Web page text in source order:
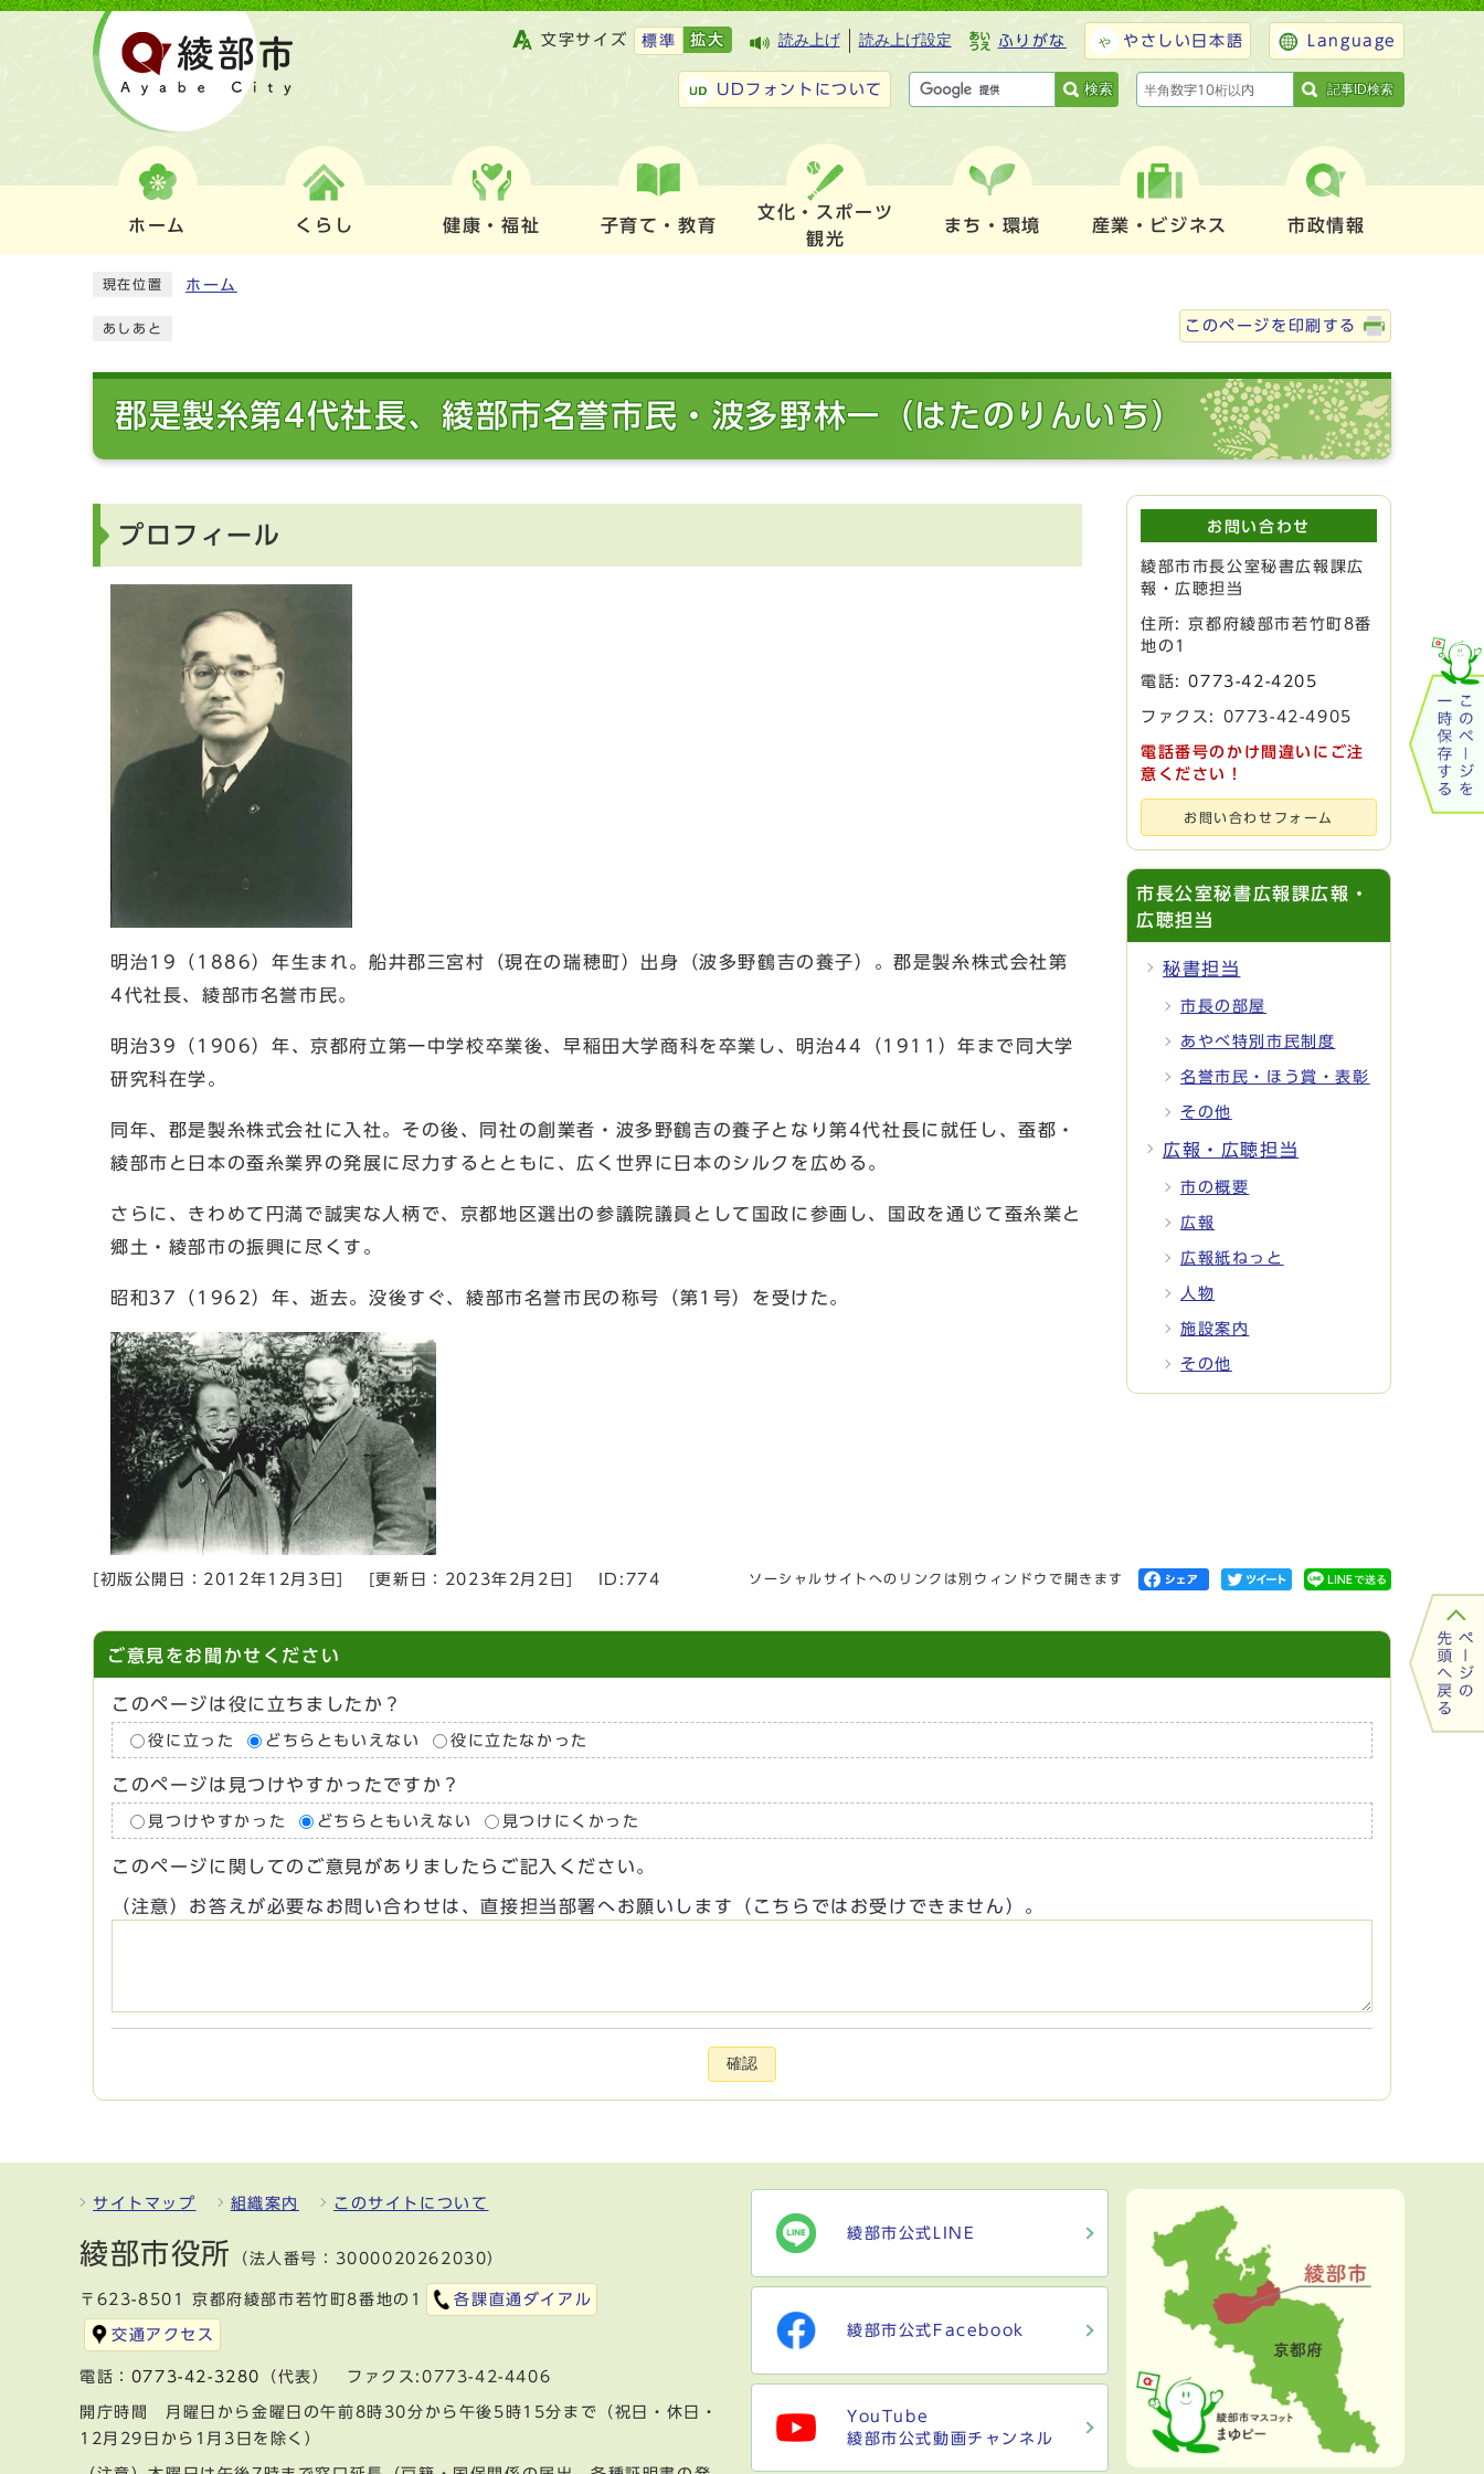
文字サイズ 標準 拡大 読み上げ 読み上げ設定 ふりがな やさしい日本語 Language
UDフォントについて 検索 記事ID検索
ホーム くらし 健康・福祉 子育て・教育
文化・スポーツ
観光
まち・環境 産業・ビジネス 市政情報
現在位置 ホーム
あしあと このページを印刷する
郡是製糸第4代社長、綾部市名誉市民・波多野林一（はたのりんいち）
プロフィール
明治19（1886）年生まれ。船井郡三宮村（現在の瑞穂町）出身（波多野鶴吉の養子）。郡是製糸株式会社第
4代社長、綾部市名誉市民。
明治39（1906）年、京都府立第一中学校卒業後、早稲田大学商科を卒業し、明治44（1911）年まで同大学
研究科在学。
同年、郡是製糸株式会社に入社。その後、同社の創業者・波多野鶴吉の養子となり第4代社長に就任し、蚕都・
綾部市と日本の蚕糸業界の発展に尽力するとともに、広く世界に日本のシルクを広める。
さらに、きわめて円満で誠実な人柄で、京都地区選出の参議院議員として国政に参画し、国政を通じて蚕糸業と
郷土・綾部市の振興に尽くす。
昭和37（1962）年、逝去。没後すぐ、綾部市名誉市民の称号（第1号）を受けた。
お問い合わせ
綾部市市長公室秘書広報課広
報・広聴担当
住所: 京都府綾部市若竹町8番
地の1
電話:0773-42-4205
ファクス: 0773-42-4905
電話番号のかけ間違いにご注
意ください！
お問い合わせフォーム
市長公室秘書広報課広報・
広聴担当
秘書担当
市長の部屋
あやべ特別市民制度
名誉市民・ほう賞・表彰
その他
広報・広聴担当
市の概要
広報
広報紙ねっと
人物
施設案内
その他
[初版公開日： 2012年12月3日 [更新日： 2023年2月2日 ID:774 ソーシャルサイトへのリンクは別ウィンドウで開きます
ご意見をお聞かせください
このページは役に立ちましたか？
役に立った どちらともいえない 役に立たなかった
このページは見つけやすかったですか？
見つけやすかった どちらともいえない 見つけにくかった
このページに関してのご意見がありましたらご記入ください。
（注意）お答えが必要なお問い合わせは、直接担当部署へお願いします（こちらではお受けできません）。
確認
サイトマップ 組織案内 このサイトについて
綾部市役所 （法人番号：3000020262030）
〒623-8501 京都府綾部市若竹町8番地の1 各課直通ダイアル
交通アクセス
電話： 0773-42-3280 （代表） ファクス:0773-42-4406
開庁時間 月曜日から金曜日の午前8時30分から午後5時15分まで（祝日・休日・
12月29日から1月3日を除く）
綾部市公式LINE
綾部市公式Facebook
YouTube
綾部市公式動画チャンネル